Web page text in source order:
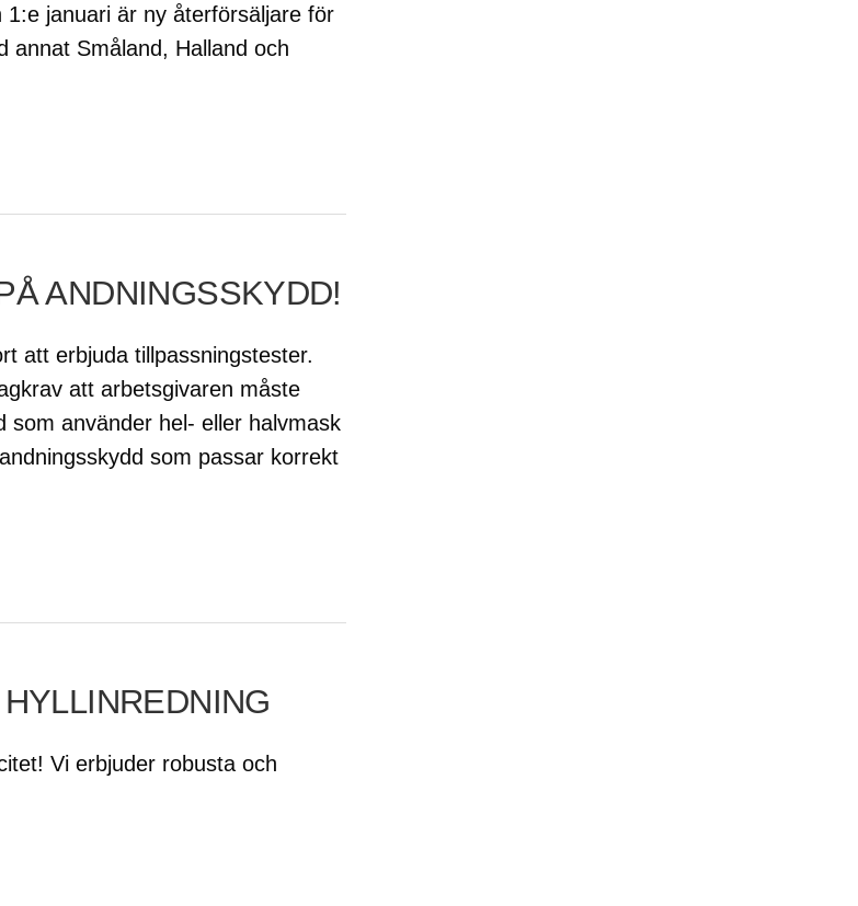
januari är ny återförsäljare för
annat Småland, Halland och
ANDNINGSSKYDD!
att erbjuda tillpassningstester.
att arbetsgivaren måste
som använder hel- eller halvmask
som passar korrekt
Vi erbjuder robusta och